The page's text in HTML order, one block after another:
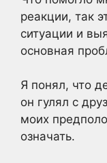
реакции, так
ситуации и
основная
Я понял, что
он гулял с
моих
означать.